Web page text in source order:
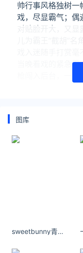
帅行事风格独树一
戏，尽显霸气；偶
当晚看戏的紧急
枪闯入后台，一
他举枪威逼时的狠
色，让洪大帅跳出
追溯到舞台剧时期
的洪大帅，因为档
图库
sweetbunny青春里的梦如泡泡，虽美丽，但终究会破裂。